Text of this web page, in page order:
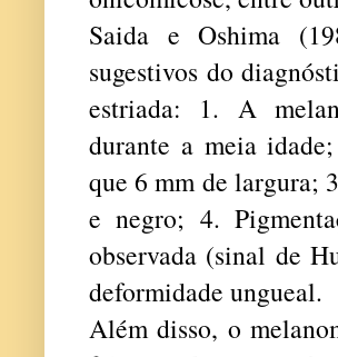
Saida e Oshima
sugestivos do
estriada: 1. A
durante a meia
que 6 mm de largura;
e negro; 4.
observada (sinal de
deformidade ungueal.
Além disso,o